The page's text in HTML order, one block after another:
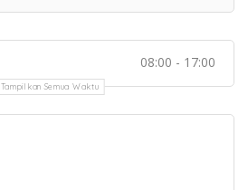
08:00 - 17:00
Tampilkan Semua Waktu